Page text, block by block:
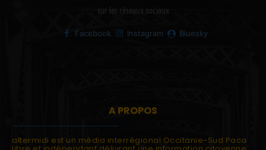
sur les réseaux sociaux
Facebook Instagram Bluesky
A PROPOS
altermidi est un média interrégional Occitanie-Sud Paca